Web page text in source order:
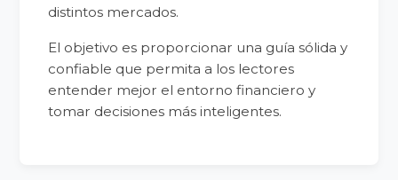
distintos mercados.
El objetivo es proporcionar una guía sólida y
confiable que permita a los lectores
entender mejor el entorno financiero y
tomar decisiones más inteligentes.